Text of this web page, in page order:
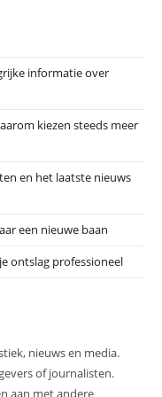
informatie over
kiezen steeds meer
en het laatste nieuws
een nieuwe baan
ontslag professioneel
nieuws en media.
of journalisten.
aan met andere